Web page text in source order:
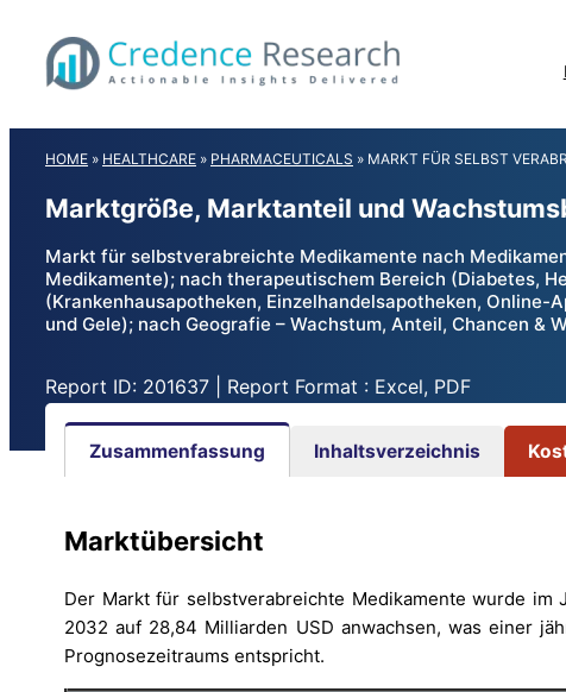
content
HOME » HEALTHCARE » PHARMACEUTICALS » MARKT FÜR SELBST
Marktgröße, Marktanteil und
Markt für selbstverabreichte Medikamente nach
Medikamente); nach therapeutischem Bereich (Diabetes,
(Krankenhausapotheken, Einzelhandelsapotheken,
und Gele); nach Geografie – Wachstum, Anteil, Chancen &
Report ID: 201637 | Report Format : Excel, PDF
Zusammenfassung Inhaltsverzeichnis
Marktübersicht
Der Markt für selbstverabreichte Medikamente wurde
2032 auf 28,84 Milliarden USD anwachsen, was einer
Prognosezeitraums entspricht.